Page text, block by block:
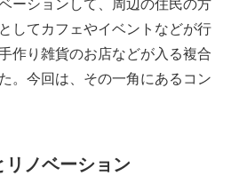
ーションして、周辺の住民の方
してカフェやイベントなどが行
作り雑貨のお店などが入る複合
。今回は、その一角にあるコン
ノベーション